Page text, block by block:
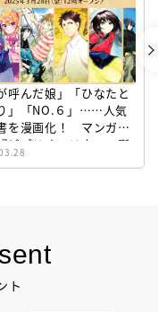
ト
呼んだ娘」「ひなたと
」「NO.６」……人気
を漫画化！ マンガサ
ビブリオシリウス』誕